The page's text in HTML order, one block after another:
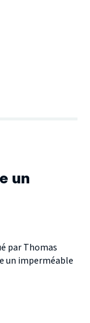
un
par Thomas
un imperméable